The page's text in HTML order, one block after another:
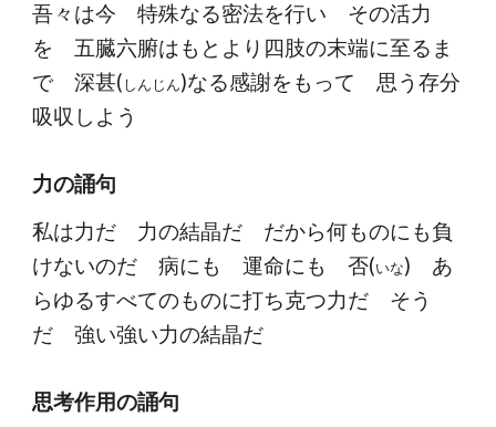
吾々は今 特殊なる密法を行い その活力
を 五臓六腑はもとより四肢の末端に至るま
で 深甚(しんじん)なる感謝をもって 思う存分
吸収しよう
力の誦句
私は力だ 力の結晶だ だから何ものにも負
けないのだ 病にも 運命にも 否(いな) あ
らゆるすべてのものに打ち克つ力だ そう
だ 強い強い力の結晶だ
思考作用の誦句